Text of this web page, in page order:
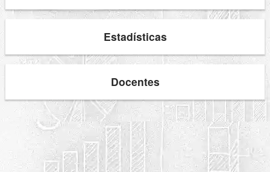
Estadísticas
Docentes